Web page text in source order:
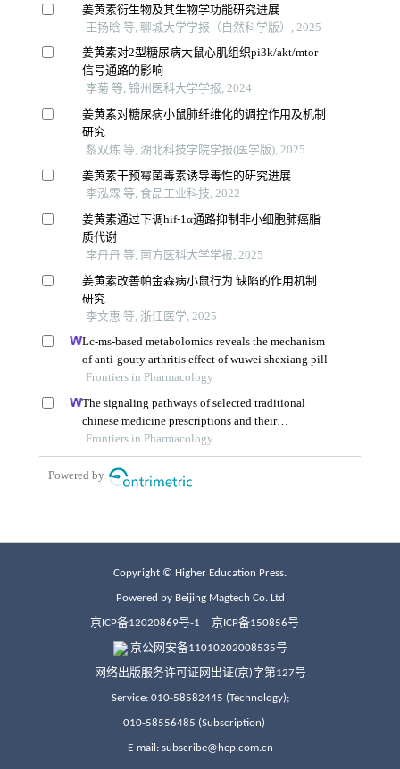
Copyright © Higher Education Press.
Powered by Beijing Magtech Co. Ltd
京ICP备12020869号-1 京ICP备150856号
京公网安备11010202008535号
网络出版服务许可证网出证(京)字第127号
Service: 010-58582445 (Technology);
010-58556485 (Subscription)
E-mail: subscribe@hep.com.cn